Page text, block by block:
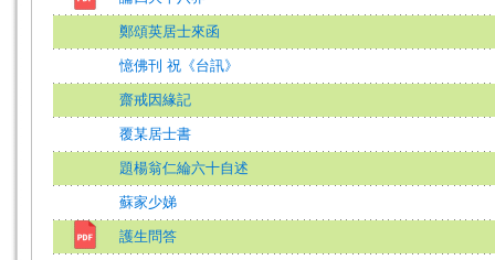
鄭頌英居士來函
憶佛刊 祝《台訊》
齋戒因緣記
覆某居士書
題楊翁仁綸六十自述
蘇家少娣
護生問答